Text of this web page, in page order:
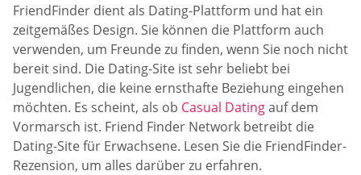
FriendFinder dient als Dating-Plattform und hat ein
zeitgemäßes Design. Sie können die Plattform auch
verwenden, um Freunde zu finden, wenn Sie noch nicht
bereit sind. Die Dating-Site ist sehr beliebt bei
Jugendlichen, die keine ernsthafte Beziehung eingehen
möchten. Es scheint, als ob Casual Datingauf dem
Vormarsch ist. Friend Finder Network betreibt die
Dating-Site für Erwachsene. Lesen Sie die FriendFinder-
Rezension, um alles darüber zu erfahren.